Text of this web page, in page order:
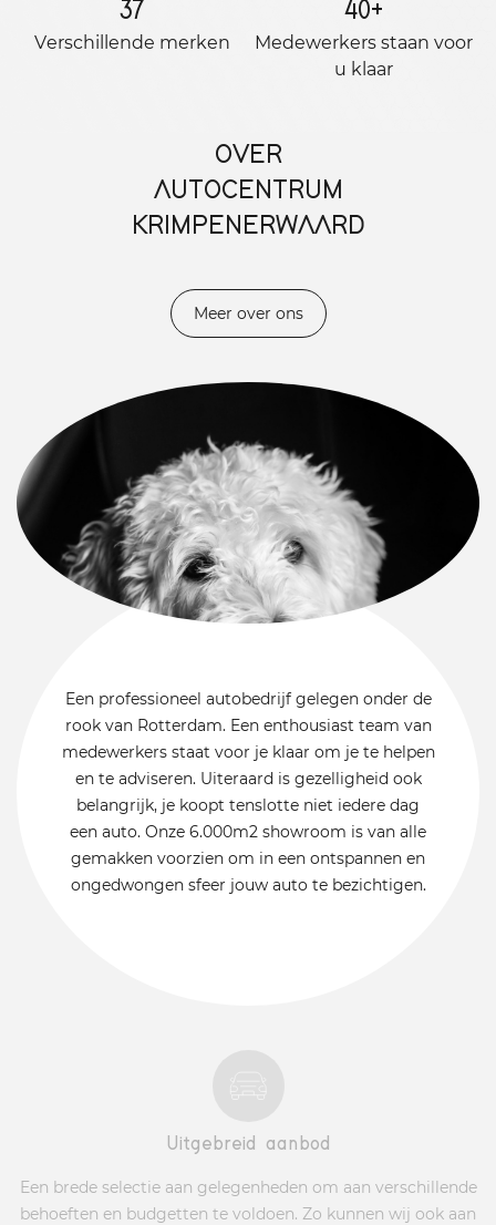
37
Verschillende merken
40+
Medewerkers staan ​​voor
u klaar
OVER
AUTOCENTRUM
KRIMPENERWAARD
Meer over ons
Een professioneel autobedrijf gelegen onder de
rook van Rotterdam. Een enthousiast team van
medewerkers staat voor je klaar om je te helpen
en te adviseren. Uiteraard is gezelligheid ook
belangrijk, je koopt tenslotte niet iedere dag
een auto. Onze 6.000m2 showroom is van alle
gemakken voorzien om in een ontspannen en
ongedwongen sfeer jouw auto te bezichtigen.
Uitgebreid aanbod
Een brede selectie aan gelegenheden om aan verschillende
behoeften en budgetten te voldoen. Zo kunnen wij ook aan